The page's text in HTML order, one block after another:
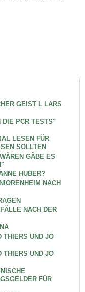
GEIST L LARS
DIE PCR TESTS"
LESEN FÜR
SOLLTEN
GÄBE ES
HUBER?
NACH
NACH DER
THIERS UND JO
THIERS UND JO
FÜR